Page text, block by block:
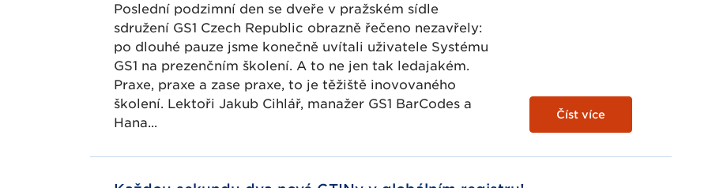
Poslední podzimní den se dveře v pražském sídle
sdružení GS1 Czech Republic obrazně řečeno nezavřely:
po dlouhé pauze jsme konečně uvítali uživatele Systému
GS1 na prezenčním školení. A to ne jen tak ledajakém.
Praxe, praxe a zase praxe, to je těžiště inovovaného
školení. Lektoři Jakub Cihlář, manažer GS1 BarCodes a
Hana...
Číst více